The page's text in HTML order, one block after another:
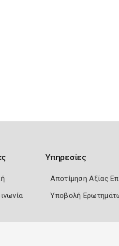
Υπηρεσίες
Αποτίμηση Αξίας
Υποβολή